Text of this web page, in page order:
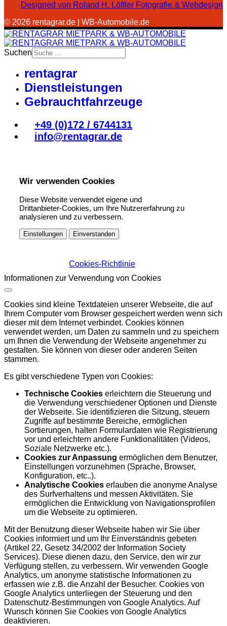
Designed von Roland H. Löffler Fotografie & Webdesign
© 2026 rentagrar.de | WB-Automobile.de
Suchen
rentagrar
Dienstleistungen
Gebrauchtfahrzeuge
+49 (0)172 / 6744131
info@rentagrar.de
Wir verwenden Cookies
Diese Website verwendet eigene und
Drittanbieter-Cookies, um Ihre Nutzererfahrung zu
analysieren und zu verbessern.
Einstellungen Einverstanden
Cookies-Richtlinie
Informationen zur Verwendung von Cookies
Cookies sind kleine Textdateien unserer Webseite, die auf
Ihrem Computer vom Browser gespeichert werden wenn sich
dieser mit dem Internet verbindet. Cookies können
verwendet werden, um Daten zu sammeln und zu speichern
um Ihnen die Verwendung der Webseite angenehmer zu
gestalten. Sie können von dieser oder anderen Seiten
stammen.
Es gibt verschiedene Typen von Cookies:
Technische Cookies erleichtern die Steuerung und
die Verwendung verschiedener Optionen und Dienste
der Webseite. Sie identifizieren die Sitzung, steuern
Zugriffe auf bestimmte Bereiche, ermöglichen
Sortierungen, halten Formulardaten wie Registrierung
vor und erleichtern andere Funktionalitäten (Videos,
Soziale Netzwerke etc.).
Cookies zur Anpassung ermöglichen dem Benutzer,
Einstellungen vorzunehmen (Sprache, Browser,
Konfiguration, etc..).
Analytische Cookies erlauben die anonyme Analyse
des Surfverhaltens und messen Aktivitäten. Sie
ermöglichen die Entwicklung von Navigationsprofilen
um die Webseite zu optimieren.
Mit der Benutzung dieser Webseite haben wir Sie über
Cookies informiert und um Ihr Einverständnis gebeten
(Artikel 22, Gesetz 34/2002 der Information Society
Services). Diese dienen dazu, den Service, den wir zur
Verfügung stellen, zu verbessern. Wir verwenden Google
Analytics, um anonyme statistische Informationen zu
erfassen wie z.B. die Anzahl der Besucher. Cookies von
Google Analytics unterliegen der Steuerung und den
Datenschutz-Bestimmungen von Google Analytics. Auf
Wunsch können Sie Cookies von Google Analytics
deaktivieren.